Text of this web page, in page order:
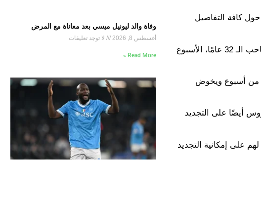
حول كافة التفاصيل
ومن المقرر – وفقًا للتقرير – أن يتم الإعلان بصورة رسمية عن خطوة التجديد لناتشو صاحب الـ 34 عامًا، وفاسكيز صاحب الـ 32 عامًا، الأسبوع
من أسبوع ويخوض
أيضًا على التجديد
على إمكانية التجديد
وفاة والد ليونيل ميسي بعد معاناة مع المرض
أغسطس 8, 2026 لا توجد تعليقات
Read More »